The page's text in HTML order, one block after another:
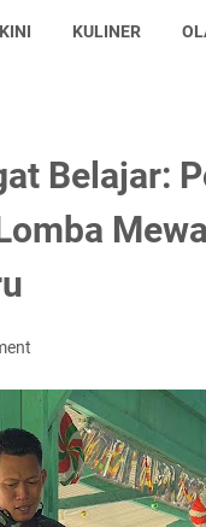
KULINER
Belajar: